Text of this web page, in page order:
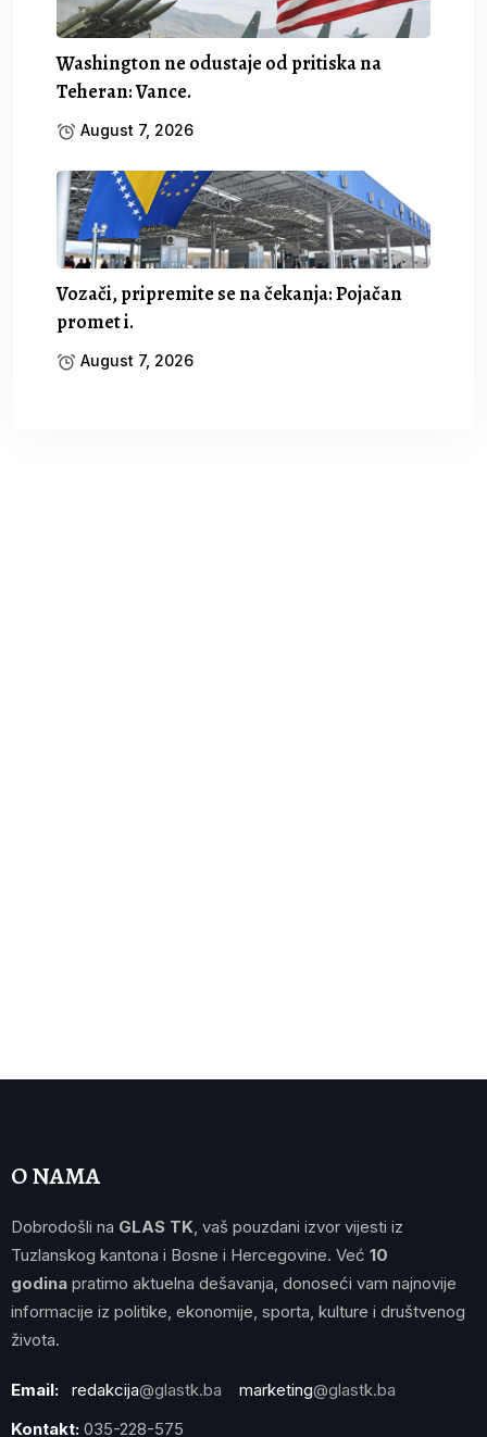
Washington ne odustaje od pritiska na
Teheran: Vance.
August 7, 2026
Vozači, pripremite se na čekanja: Pojačan
promet i.
August 7, 2026
O NAMA
Dobrodošli na GLAS TK , vaš pouzdani izvor vijesti iz
Tuzlanskog kantona i Bosne i Hercegovine. Već 10
godina pratimo aktuelna dešavanja, donoseći vam najnovije
informacije iz politike, ekonomije, sporta, kulture i društvenog
života.
Email: redakcija@glastk.ba marketing@glastk.ba
Kontakt: 035-228-575